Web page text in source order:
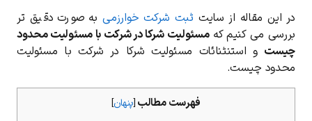
در این مقاله از سایت ثبت شرکت خوارزمیبه ‌صورت دقیق ‌تر
بررسی می ‌کنیم کهمسئولیت شرکا در شرکت با مسئولیت محدود
چیست و استنثنائات مسئولیت شرکا در شرکت با مسئولیت
محدود چیست.
فهرست مطالب [پنهان]